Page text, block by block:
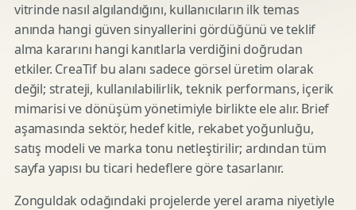
vitrinde nasıl algılandığını, kullanıcıların ilk temas
anında hangi güven sinyallerini gördüğünü ve teklif
alma kararını hangi kanıtlarla verdiğini doğrudan
etkiler. CreaTif bu alanı sadece görsel üretim olarak
değil; strateji, kullanılabilirlik, teknik performans, içerik
mimarisi ve dönüşüm yönetimiyle birlikte ele alır. Brief
aşamasında sektör, hedef kitle, rekabet yoğunluğu,
satış modeli ve marka tonu netleştirilir; ardından tüm
sayfa yapısı bu ticari hedeflere göre tasarlanır.
Zonguldak odağındaki projelerde yerel arama niyetiyle